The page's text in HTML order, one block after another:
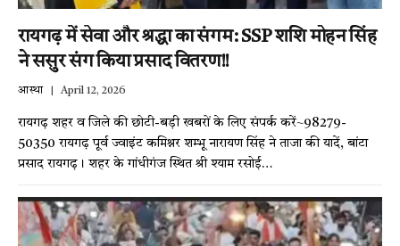
रायगढ़ में सेवा और श्रद्धा का संगम: SSP शशि मोहन सिंह
ने ससुर संग किया प्रसाद वितरण!!
आस्था April 12, 2026
रायगढ़ शहर व जिले की छोटी-बड़ी खबरों के लिए संपर्क करें~98279-
50350 रायगढ़ पूर्व ज्वाइंट कमिश्नर शम्भू नारायण सिंह ने ताजा की यादें, बांटा
प्रसाद रायगढ़। शहर के गांधीगंज स्थित श्री श्याम रसोई…